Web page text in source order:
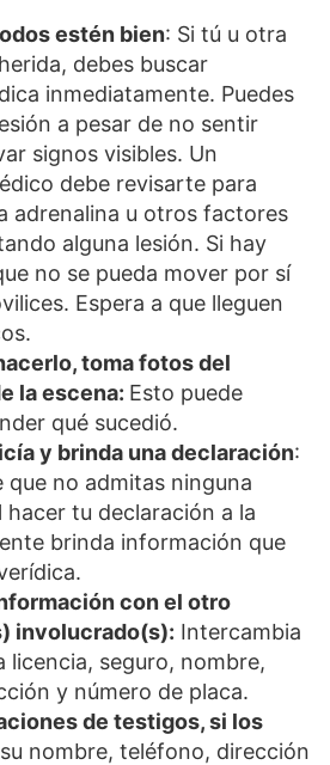
estén bien: Si tú u otra
debes buscar
inmediatamente. Puedes
a pesar de no sentir
signos visibles. Un
debe revisarte para
adrenalina u otros factores
alguna lesión. Si hay
no se pueda mover por sí
Espera a que lleguen
toma fotos del
la escena: Esto puede
qué sucedió.
y brinda una declaración:
que no admitas ninguna
hacer tu declaración a la
brinda información que
con el otro
involucrado(s): Intercambia
licencia, seguro, nombre,
y número de placa.
de testigos, si los
nombre, teléfono, dirección